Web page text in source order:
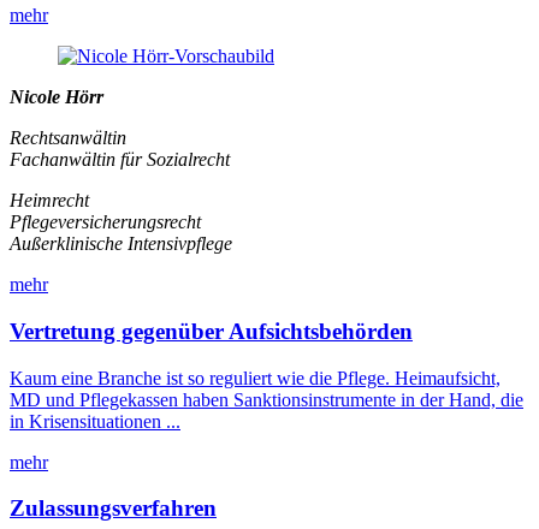
mehr
Nicole Hörr
Rechtsanwältin
Fachanwältin für Sozialrecht
Heimrecht
Pflegeversicherungsrecht
Außerklinische Intensivpflege
mehr
Vertretung gegenüber Aufsichtsbehörden
Kaum eine Branche ist so reguliert wie die Pflege. Heimaufsicht,
MD und Pflegekassen haben Sanktionsinstrumente in der Hand, die
in Krisensituationen ...
mehr
Zulassungsverfahren